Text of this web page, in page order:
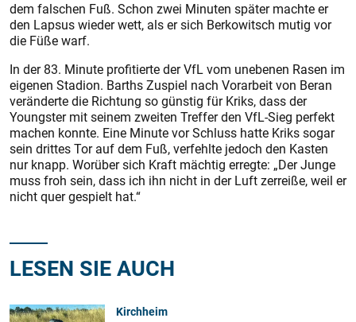
dem falschen Fuß. Schon zwei Minuten später machte er
den Lapsus wieder wett, als er sich Berkowitsch mutig vor
die Füße warf.
In der 83. Minute profitierte der VfL vom unebenen Rasen im
eigenen Stadion. Barths Zuspiel nach Vorarbeit von Beran
veränderte die Richtung so günstig für Kriks, dass der
Youngster mit seinem zweiten Treffer den VfL-Sieg perfekt
machen konnte. Eine Minute vor Schluss hatte Kriks sogar
sein drittes Tor auf dem Fuß, verfehlte jedoch den Kasten
nur knapp. Worüber sich Kraft mächtig erregte: „Der Junge
muss froh sein, dass ich ihn nicht in der Luft zerreiße, weil er
nicht quer gespielt hat.“
LESEN SIE AUCH
Kirchheim